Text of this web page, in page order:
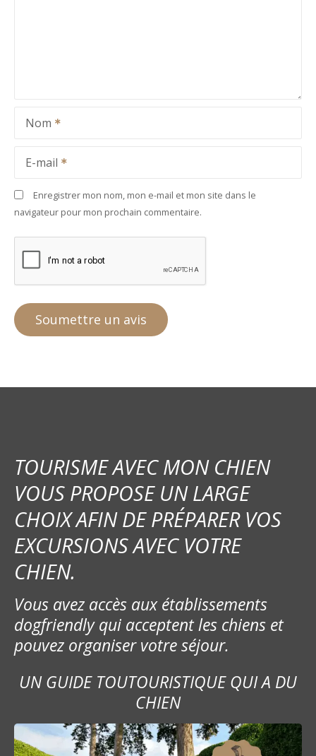
Nom
E-mail
Enregistrer mon nom, mon e-mail et mon site dans le
navigateur pour mon prochain commentaire.
TOURISME AVEC MON CHIEN
VOUS PROPOSE UN LARGE
CHOIX AFIN DE PRÉPARER VOS
EXCURSIONS AVEC VOTRE
CHIEN.
Vous avez accès aux établissements
dogfriendly qui acceptent les chiens et
pouvez organiser votre séjour.
UN GUIDE TOUTOURISTIQUE QUI A DU
CHIEN